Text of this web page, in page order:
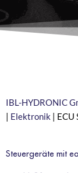
IBL-HYDRONIC
Elektronik ECU
Steuergeräte mit